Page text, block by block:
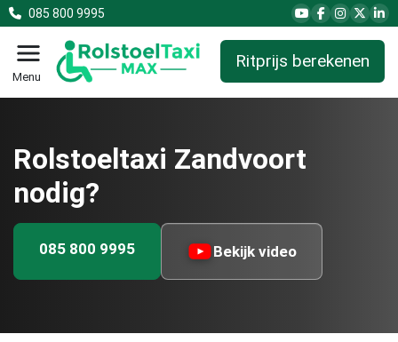
085 800 9995
Menu
Ritprijs berekenen
Rolstoeltaxi Zandvoort
nodig?
085 800 9995 Bekijk video